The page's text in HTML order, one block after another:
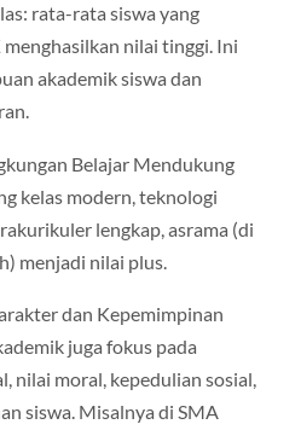
rata-rata siswa yang
nilai tinggi. Ini
akademik siswa dan
Belajar Mendukung
kelas modern, teknologi
lengkap, asrama (di
menjadi nilai plus.
dan Kepemimpinan
juga fokus pada
nilai moral, kepedulian sosial,
siswa. Misalnya di SMA